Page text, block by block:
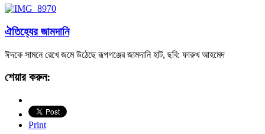
ঐতিহ্যের জামদানি
ঈদকে সামনে রেখে জমে উঠেছে রূপগঞ্জের জামদানি হাট, ছবি: ফারুখ আহমেদ
শেয়ার করুন:
Print